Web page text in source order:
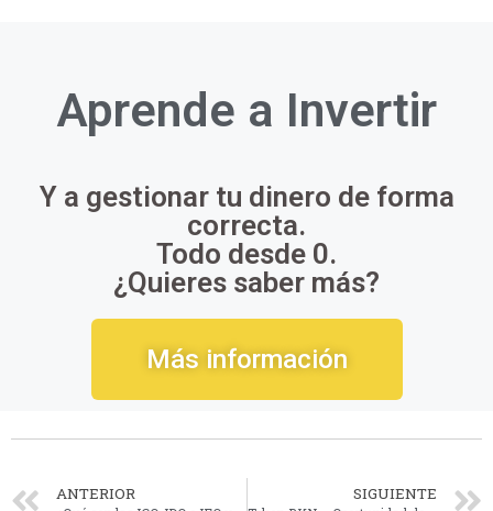
Aprende a Invertir
Y a gestionar tu dinero de forma
correcta.
Todo desde 0.
¿Quieres saber más?
Más información
ANTERIOR SIGUIENTE